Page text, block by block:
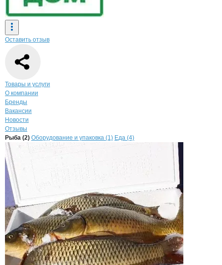
Оставить отзыв
Навигация по странице
Товары и услуги
О компании
Бренды
Вакансии
Новости
Отзывы
ПродукцияТеплый Дом, ООО
Навигация по продуктамкомпании
Рыба (2) Оборудование и упаковка (1) Еда (4)